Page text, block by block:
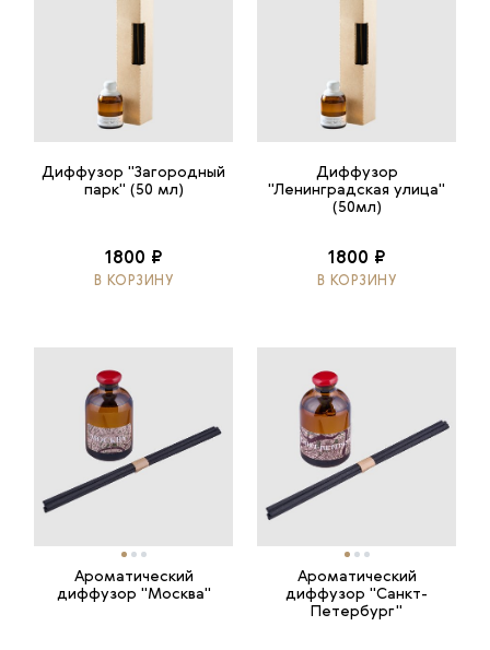
Диффузор "Загородный
парк" (50 мл)
1800 ₽
В КОРЗИНУ
Диффузор
"Ленинградская улица"
(50мл)
1800 ₽
В КОРЗИНУ
Ароматический
диффузор "Москва"
Ароматический
диффузор "Санкт-
Петербург"